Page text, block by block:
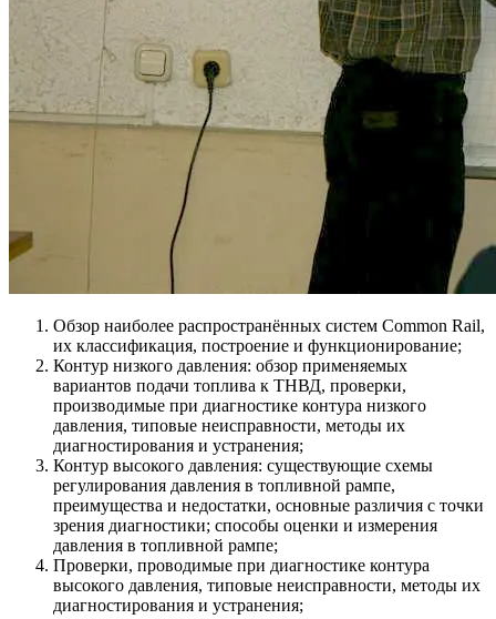
Обзор наиболее распространённых систем Common Rail,
их классификация, построение и функционирование;
Контур низкого давления: обзор применяемых
вариантов подачи топлива к ТНВД, проверки,
производимые при диагностике контура низкого
давления, типовые неисправности, методы их
диагностирования и устранения;
Контур высокого давления: существующие схемы
регулирования давления в топливной рампе,
преимущества и недостатки, основные различия с точки
зрения диагностики; способы оценки и измерения
давления в топливной рампе;
Проверки, проводимые при диагностике контура
высокого давления, типовые неисправности, методы их
диагностирования и устранения;